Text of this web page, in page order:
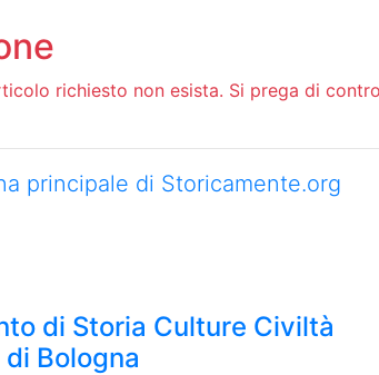
richiesto non esista. Si prega di
principale di Storicamente.org
di Storia Culture Civiltà
Bologna